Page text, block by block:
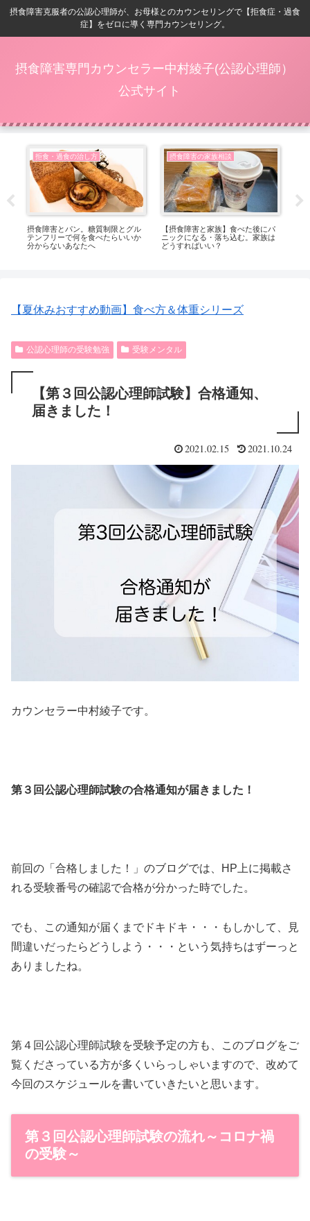
摂食障害克服者の公認心理師が、お母様とのカウンセリングで【拒食症・過食
症】をゼロに導く専門カウンセリング。
摂食障害専門カウンセラー中村綾子(公認心理師）
公式サイト
拒食・過食の治し方
摂食障害とパン。糖質制限とグル
テンフリーで何を食べたらいいか
分からないあなたへ
摂食障害の家族相談
【摂食障害と家族】食べた後にパ
ニックになる・落ち込む。家族は
どうすればいい？
【夏休みおすすめ動画】食べ方＆体重シリーズ
公認心理師の受験勉強 受験メンタル
【第３回公認心理師試験】合格通知、
届きました！
2021.02.15 2021.10.24
カウンセラー中村綾子です。
第３回公認心理師試験の合格通知が届きました！
前回の「合格しました！」のブログでは、HP上に掲載さ
れる受験番号の確認で合格が分かった時でした。
でも、この通知が届くまでドキドキ・・・もしかして、見
間違いだったらどうしよう・・・という気持ちはずーっと
ありましたね。
第４回公認心理師試験を受験予定の方も、このブログをご
覧くださっている方が多くいらっしゃいますので、改めて
今回のスケジュールを書いていきたいと思います。
第３回公認心理師試験の流れ～コロナ禍
の受験～